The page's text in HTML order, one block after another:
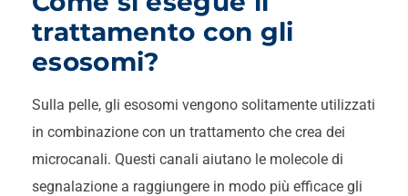
trattamento con gli
esosomi?
Sulla pelle, gli esosomi vengono solitamente utilizzati
in combinazione con un trattamento che crea dei
microcanali. Questi canali aiutano le molecole di
segnalazione a raggiungere in modo più efficace gli